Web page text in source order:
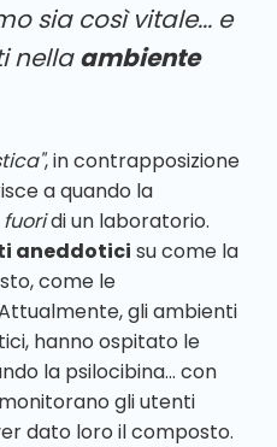
sia così vitale... e
nellaambiente
, in contrapposizione
a quando la
fuoridi un laboratorio.
aneddotici su come la
come le
gli ambienti
hanno ospitato le
la psilocibina... con
gli utenti
dato loro il composto.